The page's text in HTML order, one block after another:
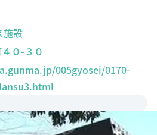
施設
０-３０
005gyosei/0170-